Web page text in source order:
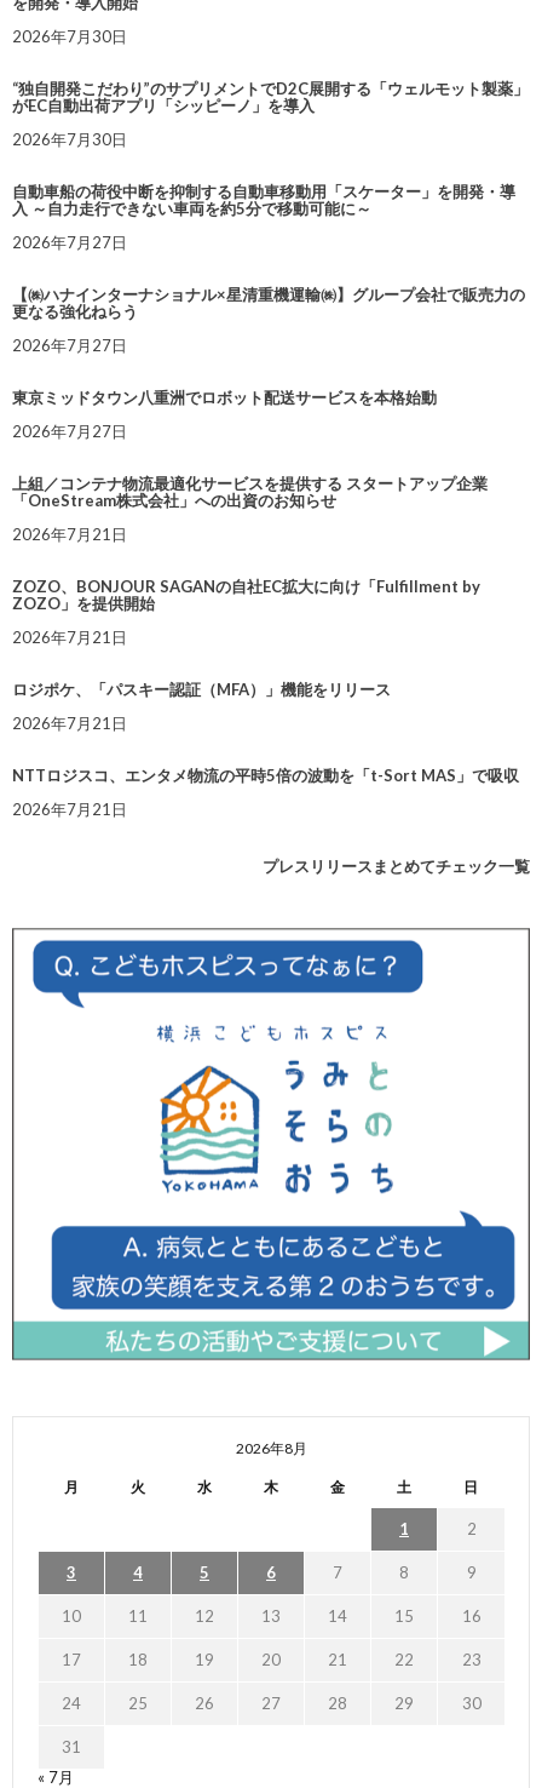
2026年7月30日
“独自開発こだわり”のサプリメントでD2C展開する「ウェルモット製薬」
がEC自動出荷アプリ「シッピーノ」を導入
2026年7月30日
自動車船の荷役中断を抑制する自動車移動用「スケーター」を開発・導
入 ～自力走行できない車両を約5分で移動可能に～
2026年7月27日
【㈱ハナインターナショナル×星清重機運輸㈱】グループ会社で販売力の
更なる強化ねらう
2026年7月27日
東京ミッドタウン八重洲でロボット配送サービスを本格始動
2026年7月27日
上組／コンテナ物流最適化サービスを提供する スタートアップ企業
「OneStream株式会社」への出資のお知らせ
2026年7月21日
ZOZO、BONJOUR SAGANの自社EC拡大に向け「Fulfillment by
ZOZO」を提供開始
2026年7月21日
ロジポケ、「パスキー認証（MFA）」機能をリリース
2026年7月21日
NTTロジスコ、エンタメ物流の平時5倍の波動を「t-Sort MAS」で吸収
2026年7月21日
プレスリリースまとめてチェック一覧
2026年8月
月 火 水 木 金 土 日
1 2
3 4 5 6 7 8 9
10 11 12 13 14 15 16
17 18 19 20 21 22 23
24 25 26 27 28 29 30
31
« 7月